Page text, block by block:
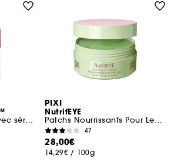
Coffret soin visage avec sérum bronzant et sérum rosé
PIXI
NutrifEYE
Patchs Nourrissants Pour Les Yeux
47
28,00€
14,29€ / 100g